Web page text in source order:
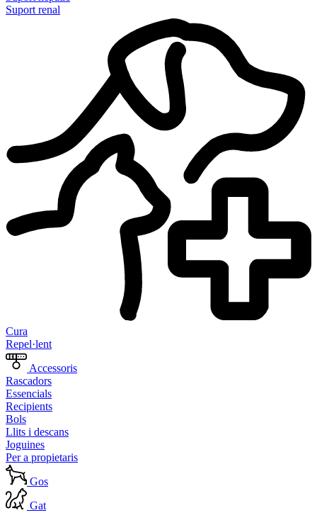
Suport renal
Cura
Repel·lent
Accessoris
Rascadors
Essencials
Recipients
Bols
Llits i descans
Joguines
Per a propietaris
Gos
Gat